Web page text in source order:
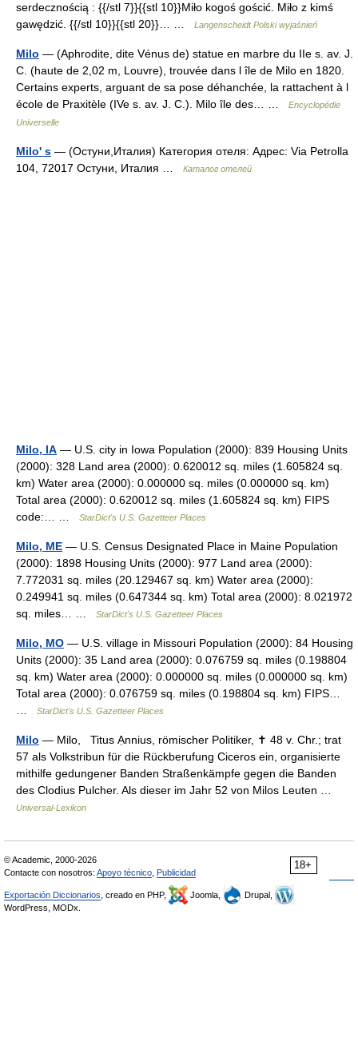
serdecznością : {{/stl 7}}{{stl 10}}Miło kogoś gościć. Miło z kimś
gawędzić. {{/stl 10}}{{stl 20}}… …
Langenscheidt Polski wyjaśnień
Milo — (Aphrodite, dite Vénus de) statue en marbre du IIe s. av. J.
C. (haute de 2,02 m, Louvre), trouvée dans l île de Milo en 1820.
Certains experts, arguant de sa pose déhanchée, la rattachent à l
école de Praxitèle (IVe s. av. J. C.). Milo île des… …
Encyclopédie
Universelle
Milo' s — (Остуни,Италия) Категория отеля: Адрес: Via Petrolla
104, 72017 Остуни, Италия …
Каталог отелей
Milo, IA — U.S. city in Iowa Population (2000): 839 Housing Units
(2000): 328 Land area (2000): 0.620012 sq. miles (1.605824 sq.
km) Water area (2000): 0.000000 sq. miles (0.000000 sq. km)
Total area (2000): 0.620012 sq. miles (1.605824 sq. km) FIPS
code:… …
StarDict's U.S. Gazetteer Places
Milo, ME — U.S. Census Designated Place in Maine Population
(2000): 1898 Housing Units (2000): 977 Land area (2000):
7.772031 sq. miles (20.129467 sq. km) Water area (2000):
0.249941 sq. miles (0.647344 sq. km) Total area (2000): 8.021972
sq. miles… …
StarDict's U.S. Gazetteer Places
Milo, MO — U.S. village in Missouri Population (2000): 84 Housing
Units (2000): 35 Land area (2000): 0.076759 sq. miles (0.198804
sq. km) Water area (2000): 0.000000 sq. miles (0.000000 sq. km)
Total area (2000): 0.076759 sq. miles (0.198804 sq. km) FIPS…
StarDict's U.S. Gazetteer Places
Milo — Milo, Titus Ạnnius, römischer Politiker, ✝ 48 v. Chr.; trat
57 als Volkstribun für die Rückberufung Ciceros ein, organisierte
mithilfe gedungener Banden Straßenkämpfe gegen die Banden
des Clodius Pulcher. Als dieser im Jahr 52 von Milos Leuten …
Universal-Lexikon
18+
© Academic, 2000-2026
Contacte con nosotros: Apoyo técnico Publicidad
Exportación Diccionarios , creado en PHP, Joomla,
Drupal,
WordPress, MODx.